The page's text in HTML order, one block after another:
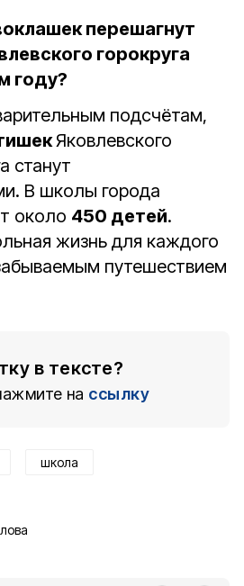
перешагнут
горокруга
году?
подсчётам,
Яковлевского
станут
В школы города
около 450 детей.
жизнь для каждого
путешествием
в тексте?
на ссылку
школа